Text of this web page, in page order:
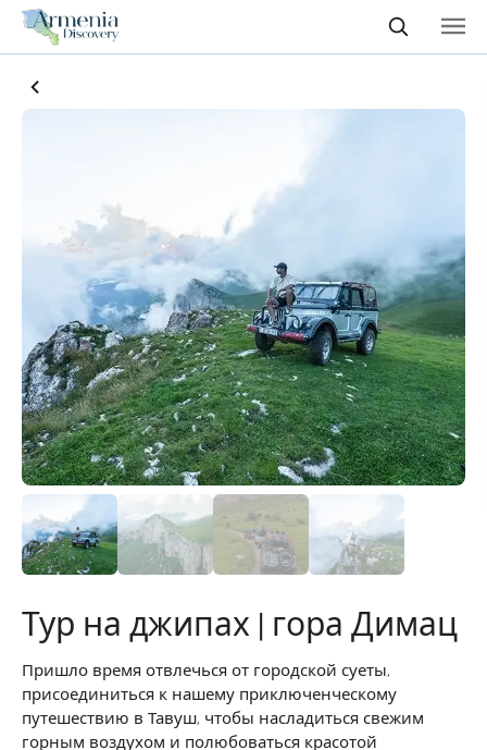
Тур на джипах | гора Димац
Пришло время отвлечься от городской суеты,
присоединиться к нашему приключенческому
путешествию в Тавуш, чтобы насладиться свежим
горным воздухом и полюбоваться красотой